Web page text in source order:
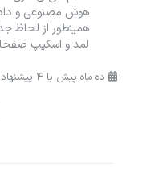
هوش مصنوعی و
همینطور از لحاظ
لمد و اسکیپ صفحات
ده ماه پیش با 4 پیشنهاد رسیده